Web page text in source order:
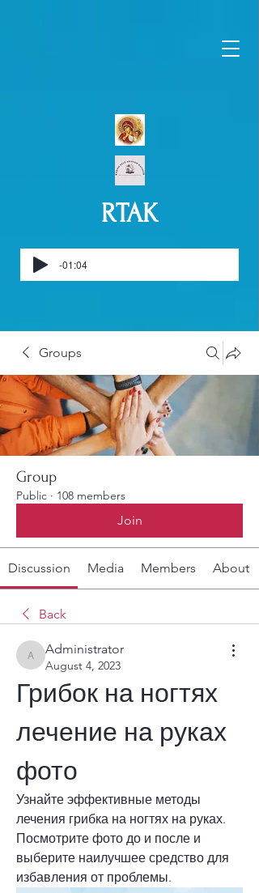
RTAK
-01:04
Groups
Group
Public · 108 members
Join
Discussion Media Members About
Back
Administrator
Administrator
August 4, 2023
Грибок на ногтях
лечение на руках
фото
Узнайте эффективные методы
лечения грибка на ногтях на руках.
Посмотрите фото до и после и
выберите наилучшее средство для
избавления от проблемы.